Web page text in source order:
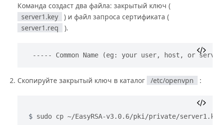
Команда создаст два файла: закрытый ключ (
server1.key
) и файл запроса сертификата (
server1.req
).
----- Common Name (eg: your user, host, or
Скопируйте закрытый ключ в каталог /etc/openvpn :
sudo cp ~/EasyRSA-v3.0.6/pki/private/